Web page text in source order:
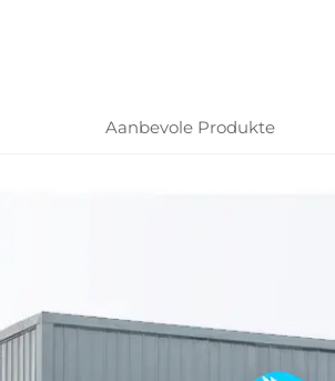
Aanbevole Produkte